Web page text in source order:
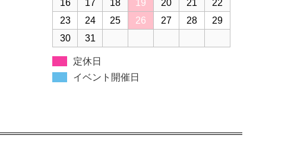
16
17 18 19 20 21
22
23
24 25 26 27 28
29
30
31
定休日
イベント開催日